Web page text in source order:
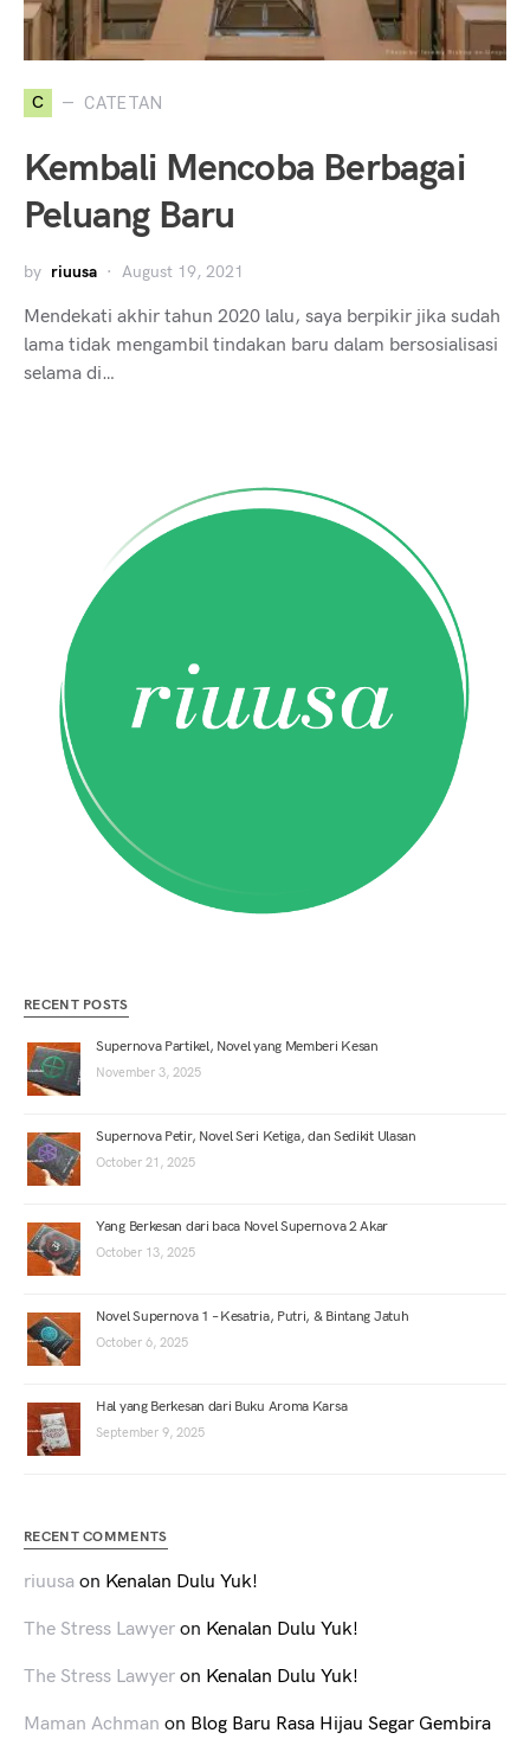
C CATETAN
Kembali Mencoba Berbagai
Peluang Baru
by riuusa August 19, 2021
Mendekati akhir tahun 2020 lalu, saya berpikir jika sudah
lama tidak mengambil tindakan baru dalam bersosialisasi
selama di…
RECENT POSTS
Supernova Partikel, Novel yang Memberi Kesan
November 3, 2025
Supernova Petir, Novel Seri Ketiga, dan Sedikit Ulasan
October 21, 2025
Yang Berkesan dari baca Novel Supernova 2 Akar
October 13, 2025
Novel Supernova 1 – Kesatria, Putri, & Bintang Jatuh
October 6, 2025
Hal yang Berkesan dari Buku Aroma Karsa
September 9, 2025
RECENT COMMENTS
riuusa on Kenalan Dulu Yuk!
The Stress Lawyer on Kenalan Dulu Yuk!
The Stress Lawyer on Kenalan Dulu Yuk!
Maman Achman on Blog Baru Rasa Hijau Segar Gembira